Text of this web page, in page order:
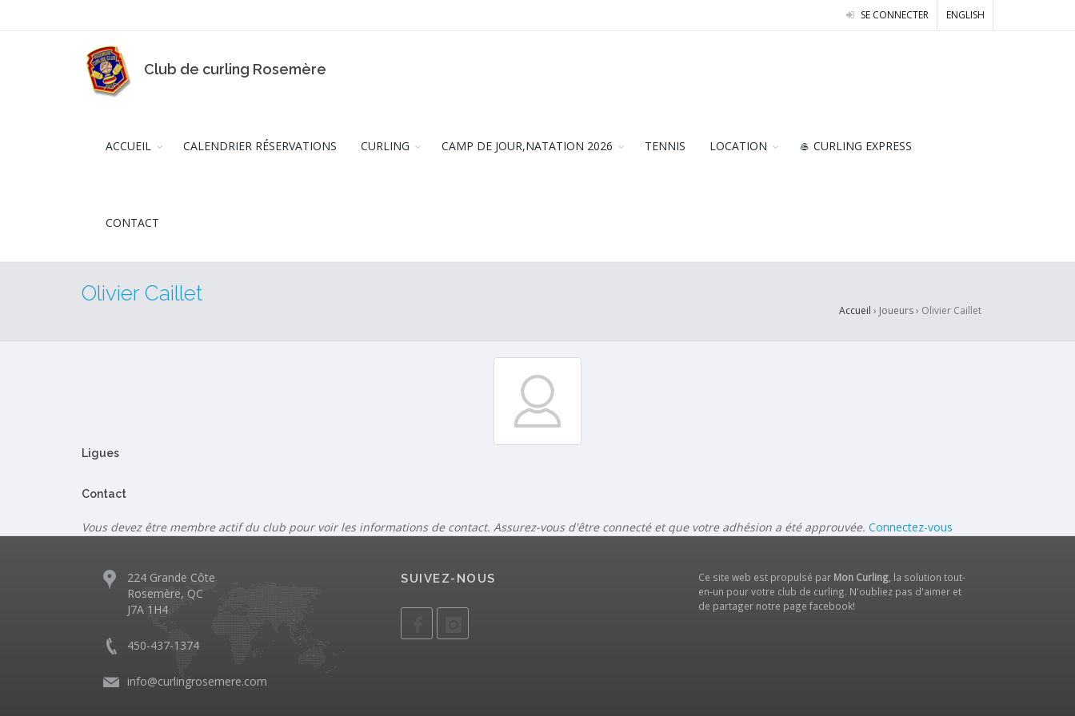
SE CONNECTER ENGLISH
Club de curling Rosemère
ACCUEIL CALENDRIER RÉSERVATIONS CURLING CAMP DE JOUR,NATATION 2026 TENNIS LOCATION 🥌 CURLING EXPRESS
CONTACT
Olivier Caillet
Accueil › Joueurs › Olivier Caillet
Ligues
Contact
Vous devez être membre actif du club pour voir les informations de contact. Assurez-vous d'être connecté et que votre adhésion a été approuvée. Connectez-vous
224 Grande Côte
Rosemère, QC
J7A 1H4
450-437-1374
info@curlingrosemere.com
SUIVEZ-NOUS Ce site web est propulsé par Mon Curling , la solution tout-
en-un pour votre club de curling. N'oubliez pas d'aimer et
de partager notre page facebook!